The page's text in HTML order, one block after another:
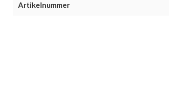
Artikelnummer